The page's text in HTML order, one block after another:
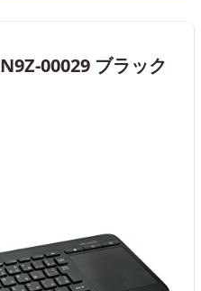
00029 ブラック